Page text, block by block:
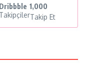
Dribbble 1,000
TakipçilerTakip Et